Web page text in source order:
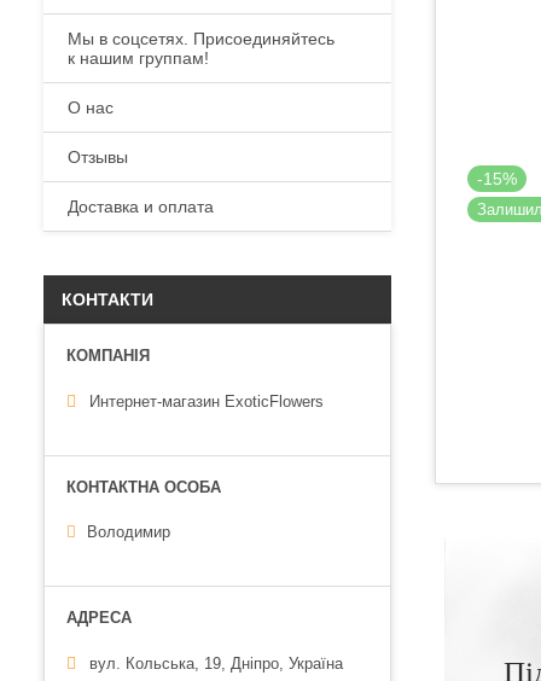
-15%
Мы в соцсетях. Присоединяйтесь
к нашим группам!
О нас
Отзывы
Доставка и оплата
КОНТАКТИ
Интернет-магазин ExoticFlowers
Володимир
вул. Кольська, 19, Дніпро, Україна